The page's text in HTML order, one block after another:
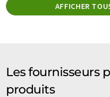
AFFICHER
Les fournisseurs
produits